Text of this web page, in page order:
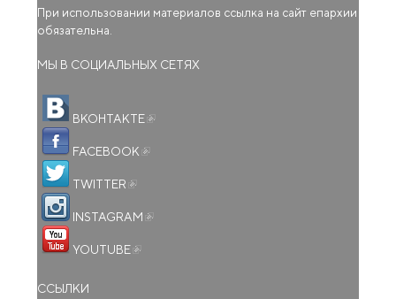
При использовании материалов ссылка на сайт епархии
обязательна.
МЫ В СОЦИАЛЬНЫХ СЕТЯХ
ВКОНТАКТЕ
FACEBOOK
TWITTER
INSTAGRAM
YOUTUBE
ССЫЛКИ